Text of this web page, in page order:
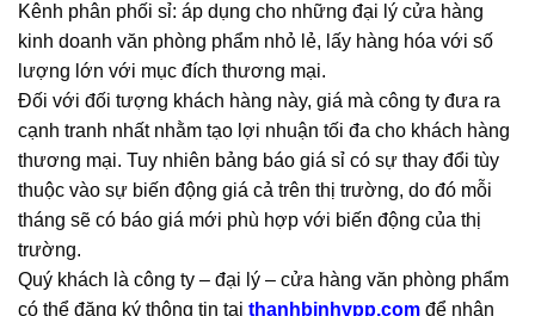
Kênh phân phối sỉ: áp dụng cho những đại lý cửa hàng
kinh doanh văn phòng phẩm nhỏ lẻ, lấy hàng hóa với số
lượng lớn với mục đích thương mại.
Đối với đối tượng khách hàng này, giá mà công ty đưa ra
cạnh tranh nhất nhằm tạo lợi nhuận tối đa cho khách hàng
thương mại. Tuy nhiên bảng báo giá sỉ có sự thay đổi tùy
thuộc vào sự biến động giá cả trên thị trường, do đó mỗi
tháng sẽ có báo giá mới phù hợp với biến động của thị
trường.
Quý khách là công ty – đại lý – cửa hàng văn phòng phẩm
có thể đăng ký thông tin tại thanhbinhvpp.com để nhận